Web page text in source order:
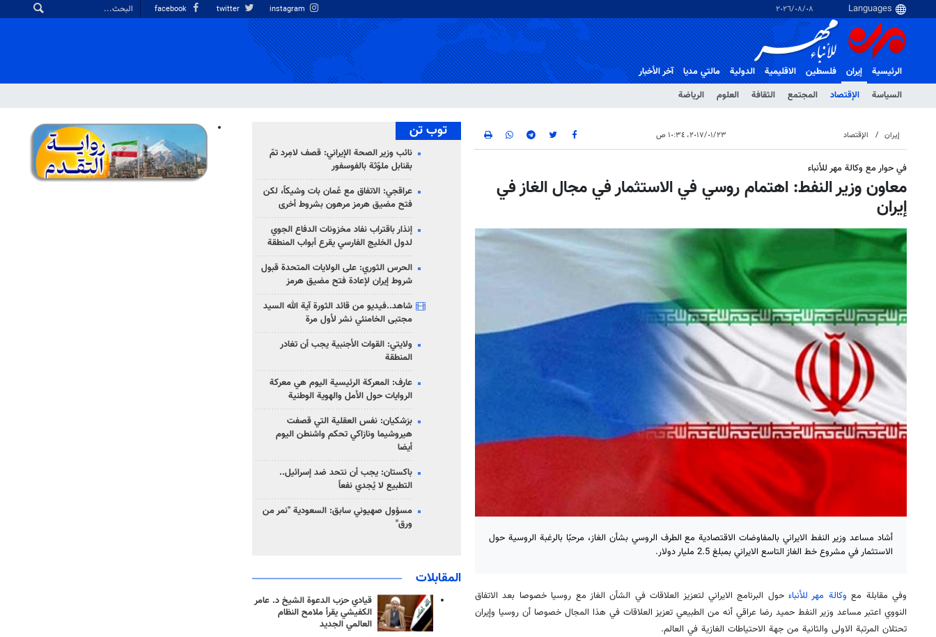
٠٨‏/٠٨‏/٢٠٢٦
الرئيسية
إيران
السياسة
الإقتصاد المجتمع الثقافة العلوم الرياضة
فلسطین الاقلیمیة الدولية مالتي مدیا آخر الأخبار
إيران الإقتصاد ٢٣‏/٠١‏/٢٠١٧، ١٠:٣٤ ص
في حوار مع وكالة مهر للأنباء
معاون وزير النفط: اهتمام روسي في الاستثمار في مجال الغاز في
إيران
أشاد مساعد وزير النفط الايراني بالمفاوضات الاقتصادية مع الطرف الروسي بشأن الغاز، مرحبًا بالرغبة الروسية حول
الاستثمار في مشروع خط الغاز التاسع الايراني بمبلغ 2.5 مليار دولار.
وفي مقابلة مع وكالة مهر للأنباءحول البرنامج الايراني لتعزيز العلاقات في الشأن الغاز مع روسيا خصوصا بعد الاتفاق
النووي اعتبر مساعد وزير النفط حميد رضا عراقي أنه من الطبيعي تعزيز العلاقات في هذا المجال خصوصا أن روسيا وإيران
تحتلان المرتبة الاولى والثانية من جهة الاحتياطات الغازية في العالم.
توب تن
نائب وزير الصحة الإيراني: قصف لامِرد تمّ
بقنابل ملوّثة بالفوسفور
عراقجي: الاتفاق مع عُمان بات وشيكاً، لكن
فتح مضيق هرمز مرهون بشروط أخرى
إنذار باقتراب نفاد مخزونات الدفاع الجوي
لدول الخليج الفارسي يقرع أبواب المنطقة
الحرس الثوري: على الولايات المتحدة قبول
شروط إيران لإعادة فتح مضيق هرمز
شاهد..فيديو من قائد الثورة آية الله السيد
مجتبى الخامنئي نشر لأول مرة
ولايتي: القوات الأجنبية يجب أن تغادر
المنطقة
عارف: المعركة الرئيسية اليوم هي معركة
الروايات حول الأمل والهوية الوطنية
بزشكيان: نفس العقلية التي قصفت
هيروشيما ونازاكي تحكم واشنطن اليوم
أيضا
باكستان: يجب أن نتحد ضد إسرائيل..
التطبيع لا يُجدي نفعاً
مسؤول صهيوني سابق: السعودية "نمر من
ورق"
المقابلات
قيادي حزب الدعوة الشيخ د. عامر
الكفيشي يقرأ ملامح النظام
العالمي الجديد